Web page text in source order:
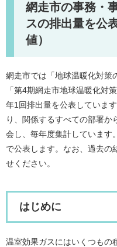
網走市の事務・
スの排出量を公
値）
網走市では「地球温暖化対策
「第4期網走市地球温暖化対
年1回排出量を公表していま
り、関係するすべての部署か
会し、毎年度集計しています
で公表します。なお、過去の
せください。
はじめに
温室効果ガスにはいくつもの